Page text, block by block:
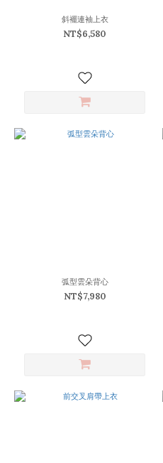
斜襬連袖上衣
NT$6,580
弧型雲朵背心
NT$7,980